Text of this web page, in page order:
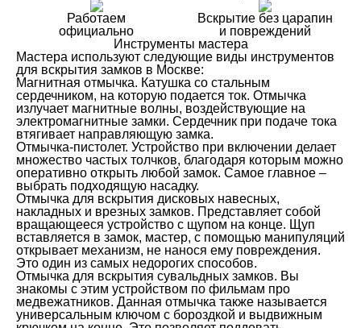
Работаем
официально
Вскрытие без царапин
и повреждений
Инструменты мастера
Мастера используют следующие виды инструментов
для вскрытия замков в Москве:
Магнитная отмычка. Катушка со стальным
сердечником, на которую подается ток. Отмычка
излучает магнитные волны, воздействующие на
электромагнитные замки. Сердечник при подаче тока
втягивает направляющую замка.
Отмычка-пистолет. Устройство при включении делает
множество частых толчков, благодаря которым можно
оперативно открыть любой замок. Самое главное –
выбрать подходящую насадку.
Отмычка для вскрытия дисковых навесных,
накладных и врезных замков. Представляет собой
вращающееся устройство с щупом на конце. Щуп
вставляется в замок, мастер, с помощью манипуляций
открывает механизм, не нанося ему повреждения.
Это один из самых недорогих способов.
Отмычка для вскрытия сувальдных замков. Вы
знакомы с этим устройством по фильмам про
медвежатников. Данная отмычка также называется
универсальным ключом с бороздкой и выдвижным